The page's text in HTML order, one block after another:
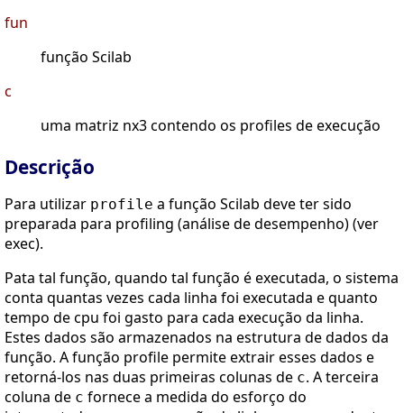
fun
função Scilab
c
uma matriz nx3 contendo os profiles de execução
Descrição
Para utilizar profile a função Scilab deve ter sido
preparada para profiling (análise de desempenho) (ver
exec).
Pata tal função, quando tal função é executada, o sistema
conta quantas vezes cada linha foi executada e quanto
tempo de cpu foi gasto para cada execução da linha.
Estes dados são armazenados na estrutura de dados da
função. A função profile permite extrair esses dados e
retorná-los nas duas primeiras colunas de c. A terceira
coluna de c fornece a medida do esforço do